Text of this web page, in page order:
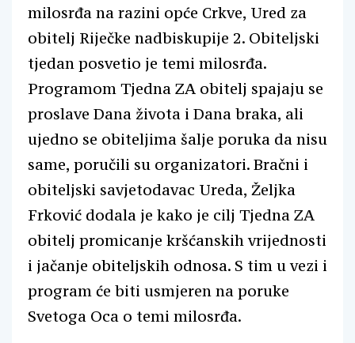
milosrđa na razini opće Crkve, Ured za
obitelj Riječke nadbiskupije 2. Obiteljski
tjedan posvetio je temi milosrđa.
Programom Tjedna ZA obitelj spajaju se
proslave Dana života i Dana braka, ali
ujedno se obiteljima šalje poruka da nisu
same, poručili su organizatori. Bračni i
obiteljski savjetodavac Ureda, Željka
Frković dodala je kako je cilj Tjedna ZA
obitelj promicanje kršćanskih vrijednosti
i jačanje obiteljskih odnosa. S tim u vezi i
program će biti usmjeren na poruke
Svetoga Oca o temi milosrđa.